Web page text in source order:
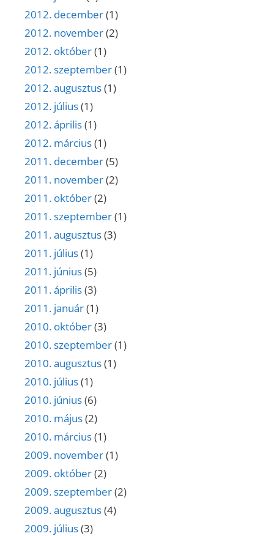
2012. december(1)
2012. november(2)
2012. október(1)
2012. szeptember(1)
2012. augusztus(1)
2012. július(1)
2012. április(1)
2012. március(1)
2011. december(5)
2011. november(2)
2011. október(2)
2011. szeptember(1)
2011. augusztus(3)
2011. július(1)
2011. június(5)
2011. április(3)
2011. január(1)
2010. október(3)
2010. szeptember(1)
2010. augusztus(1)
2010. július(1)
2010. június(6)
2010. május(2)
2010. március(1)
2009. november(1)
2009. október(2)
2009. szeptember(2)
2009. augusztus(4)
2009. július(3)